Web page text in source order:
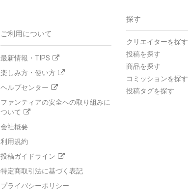
ご利用について
最新情報・TIPS
楽しみ方・使い方
ヘルプセンター
ファンティアの安全への取り組みに
ついて
会社概要
利用規約
投稿ガイドライン
特定商取引法に基づく表記
プライバシーポリシー
探す
クリエイターを探す
投稿を探す
商品を探す
コミッションを探す
投稿タグを探す